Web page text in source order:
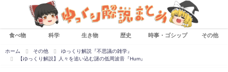
食べ物 科学 生き物 歴史 時事・ゴシップ その他
ホーム その他
ゆっくり解説『不思議の雑学』
【ゆっくり解説】人々を追い込む謎の低周波音『Hum』